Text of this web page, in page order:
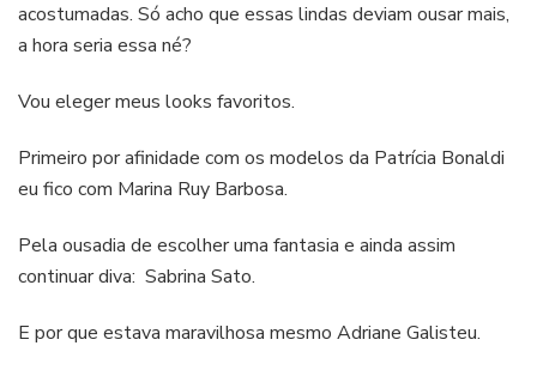
acostumadas. Só acho que essas lindas deviam ousar mais,
a hora seria essa né?
Vou eleger meus looks favoritos.
Primeiro por afinidade com os modelos da Patrícia Bonaldi
eu fico com Marina Ruy Barbosa.
Pela ousadia de escolher uma fantasia e ainda assim
continuar diva: Sabrina Sato.
E por que estava maravilhosa mesmo Adriane Galisteu.